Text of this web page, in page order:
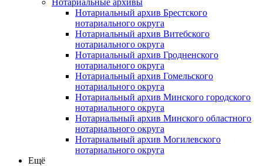
Нотариальный архив Брестского
нотариального округа
Нотариальный архив Витебского
нотариального округа
Нотариальный архив Гродненского
нотариального округа
Нотариальный архив Гомельского
нотариального округа
Нотариальный архив Минского городского
нотариального округа
Нотариальный архив Минского областного
нотариального округа
Нотариальный архив Могилевского
нотариального округа
Ещё